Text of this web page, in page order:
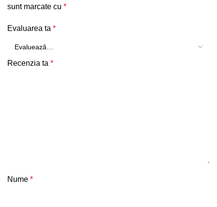
sunt marcate cu *
Evaluarea ta *
Recenzia ta *
Nume *